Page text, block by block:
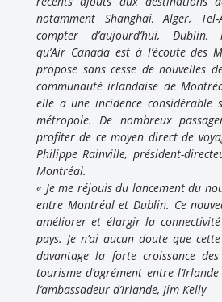
notamment Shanghai,Alger, Tel-
compter d’aujourd’hui, Dublin,
qu’Air Canada est à l’écoute des
propose sans cesse de nouvelles
communauté irlandaise de
elle a une incidence
métropole. De nombreux
profiter de ce moyen direct de
Philippe Rainville, président-
Montréal.
« Je me réjouis du lancement du
entre Montréal et Dublin. Ce
améliorer et élargir la
pays. Je n’ai aucun doute que
davantage la forte croissance
tourisme d’agrément entre l’Irlande
l’ambassadeur d’Irlande, Jim Kelly